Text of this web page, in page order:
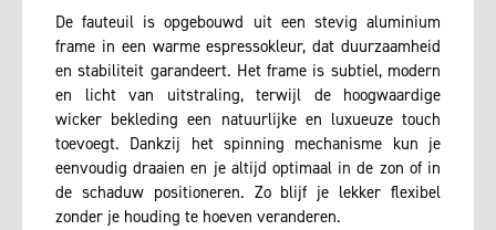
De fauteuil is opgebouwd uit een stevig aluminium
frame in een warme espressokleur, dat duurzaamheid
en stabiliteit garandeert. Het frame is subtiel, modern
en licht van uitstraling, terwijl de hoogwaardige
wicker bekleding een natuurlijke en luxueuze touch
toevoegt. Dankzij het spinning mechanisme kun je
eenvoudig draaien en je altijd optimaal in de zon of in
de schaduw positioneren. Zo blijf je lekker flexibel
zonder je houding te hoeven veranderen.